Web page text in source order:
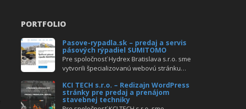
PORTFOLIO
Pasove-rypadla.sk – predaj a servis
pásových rýpadiel SUMITOMO
Pre spoločnosť Hydrex Bratislava s.r.o. sme
vytvorili špecializovanú webovú stránku…
KCI TECH s.r.o. – Redizajn WordPress
stránky pre predaj a prenájom
stavebnej techniky